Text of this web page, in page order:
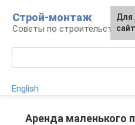
контенту
Строй-монтаж
Советы по строительству
English
Аренда маленького
Для